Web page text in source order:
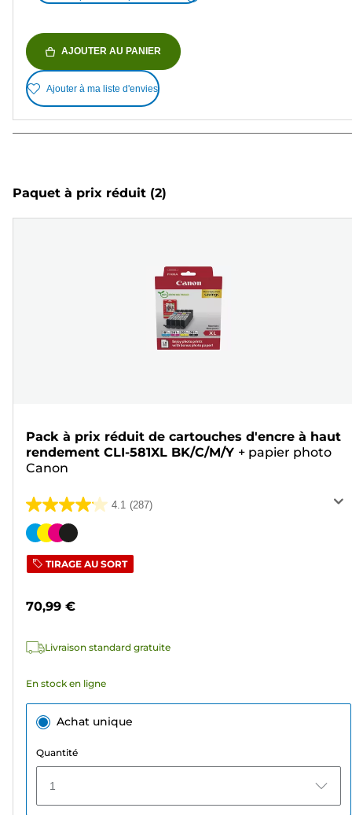
AJOUTER AU PANIER
Ajouter à ma liste d'envies
Paquet à prix réduit (2)
Pack à prix réduit de cartouches d'encre à haut
rendement CLI-581XL BK/C/M/Y + papier photo
Canon
4.1 (287)
4.1
sur
étoiles.
avis
Cartouche
couleur
TIRAGE AU SORT
70,99 €
Livraison standard gratuite
En stock en ligne
Achat unique
Quantité
1